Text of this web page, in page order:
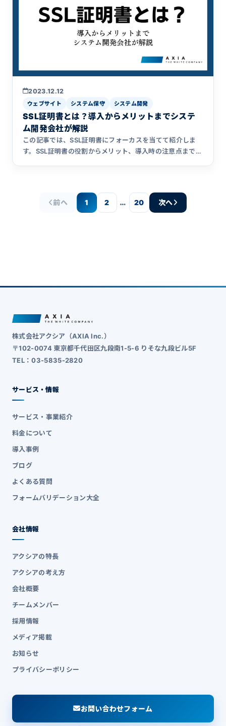
2023.12.12
ウェブサイト システム保守 システム開発
SSL証明書とは？導入からメリットまでシステ
ム開発会社が解説
この記事では、SSL証明書にフォーカスを当てて紹介しま
す。SSL証明書の役割からメリット、導入時の注意点まで解
前へ 1 2 … 20 次へ
株式会社アクシア（AXIA Inc.）
〒102-0074 東京都千代田区九段南1-5-6 りそな九段ビル5F
TEL：03-5835-2820
サービス・情報
サービス・事業紹介
料金について
導入事例
ブログ
よくある質問
フォームバリデーション大全
会社情報
アクシアの特長
アクシアの考え方
会社概要
チームメンバー
採用情報
メディア掲載
お知らせ
プライバシーポリシー
お問い合わせフォーム